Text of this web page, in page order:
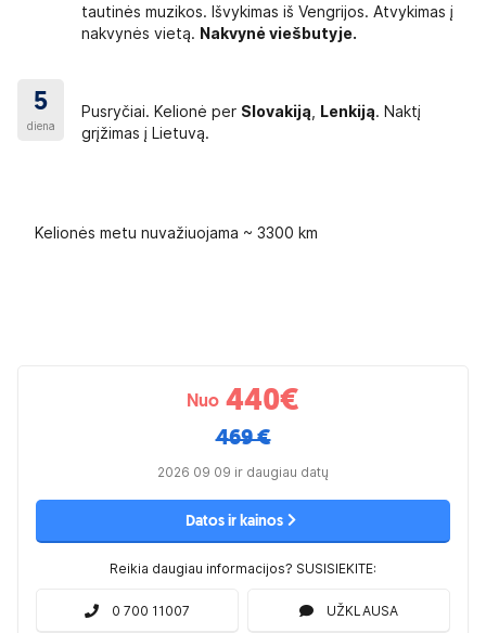
tautinės muzikos. Išvykimas iš Vengrijos. Atvykimas į
nakvynės vietą. Nakvynė viešbutyje.
5
diena
Pusryčiai. Kelionė per Slovakiją Lenkiją. Naktį
grįžimas į Lietuvą.
Kelionės metu nuvažiuojama ~ 3300 km
Nuo 440€
469 €
2026 09 09 ir daugiau datų
Datos ir kainos
Reikia daugiau informacijos? SUSISIEKITE:
0 700 11007 UŽKLAUSA